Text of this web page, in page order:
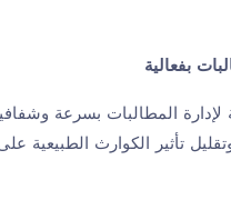
المطالبات بسرعة